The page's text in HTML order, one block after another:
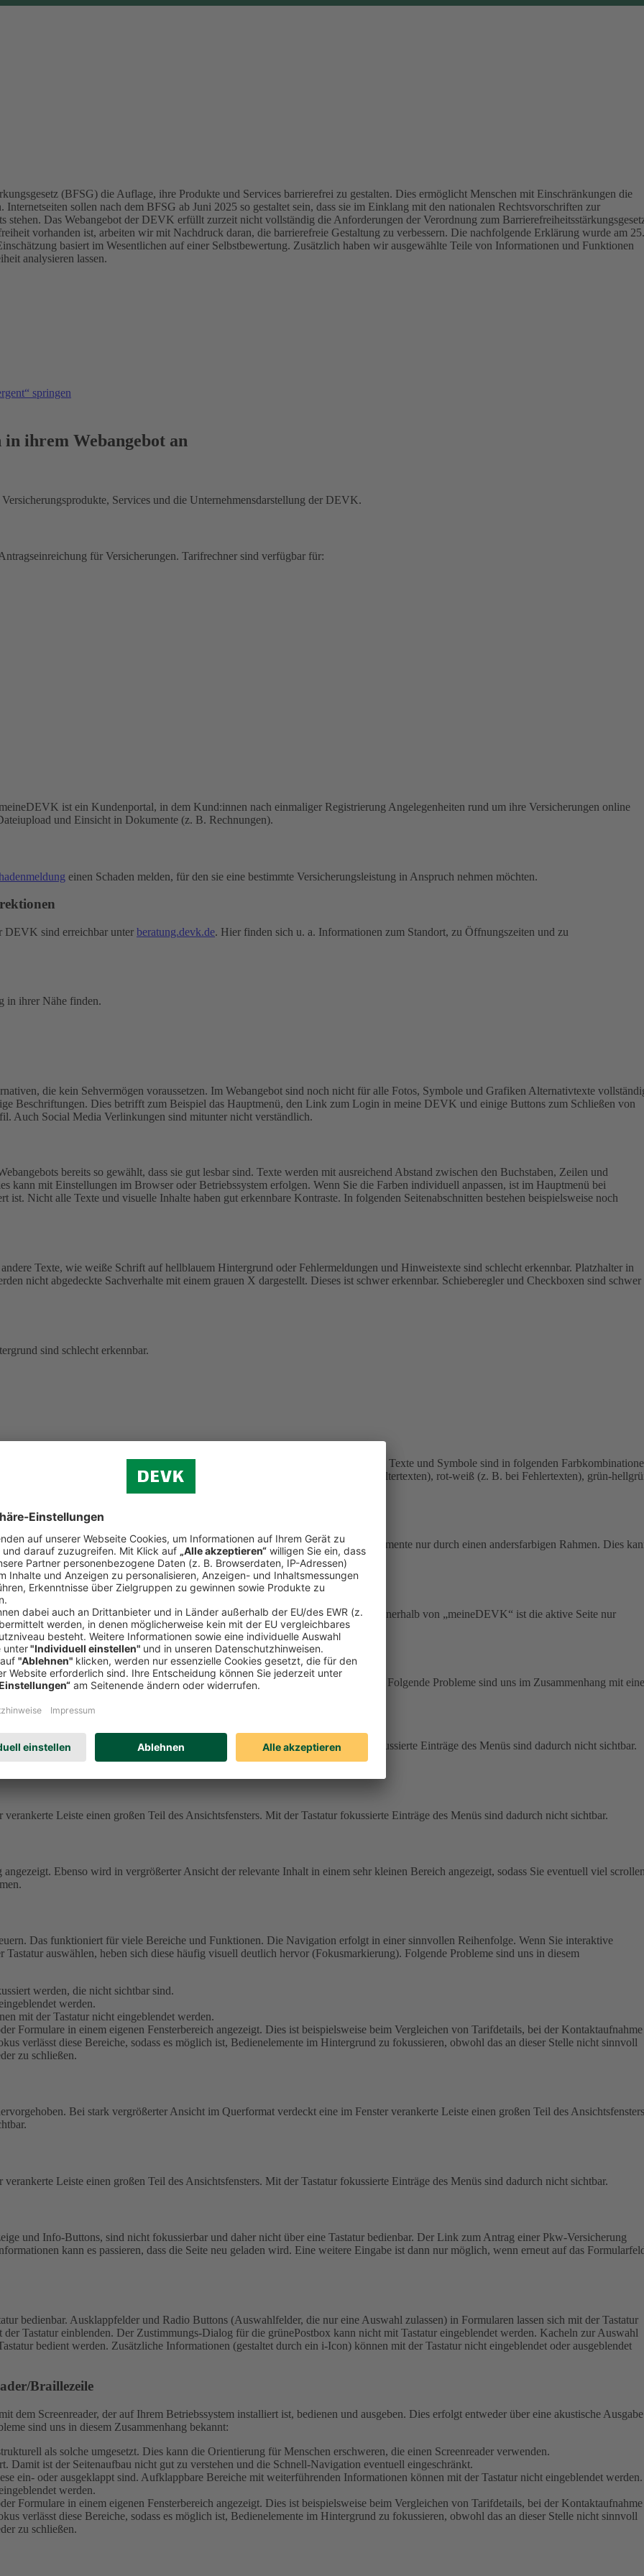
(BFSG) die Auflage, ihre Produkte und Services barrierefrei zu gestalten. Dies ermöglicht Menschen mit Einschränkungen die
sollen nach dem BFSG ab Juni 2025 so gestaltet sein, dass sie im Einklang mit den nationalen Rechtsvorschriften zur
stehen. Das Webangebot der DEVK erfüllt zurzeit nicht vollständig die Anforderungen der Verordnung zum
vorhanden ist, arbeiten wir mit Nachdruck daran, die barrierefreie Gestaltung zu verbessern. Die nachfolgende Erklärung wurde am 25.
basiert im Wesentlichen auf einer Selbstbewertung. Zusätzlich haben wir ausgewählte Teile von Informationen und Funktionen
analysieren lassen.
springen
ihrem Webangebot an
Services und die Unternehmensdarstellung der DEVK.
für Versicherungen. Tarifrechner sind verfügbar für:
ist ein Kundenportal, in dem Kund:innen nach einmaliger Registrierung Angelegenheiten rund um ihre Versicherungen online
und Einsicht in Dokumente (z. B. Rechnungen).
einen Schaden melden, für den sie eine bestimmte Versicherungsleistung in Anspruch nehmen möchten.
DEVK sind erreichbar unter beratung.devk.de. Hier finden sich u. a. Informationen zum Standort, zu Öffnungszeiten und zu
in ihrer Nähe finden.
die kein Sehvermögen voraussetzen. Im Webangebot sind noch nicht für alle Fotos, Symbole und Grafiken Alternativtexte
Beschriftungen. Dies betrifft zum Beispiel das Hauptmenü, den Link zum Login in meine DEVK und einige Buttons zum Schließen von
Auch Social Media Verlinkungen sind mitunter nicht verständlich.
bereits so gewählt, dass sie gut lesbar sind. Texte werden mit ausreichend Abstand zwischen den Buchstaben, Zeilen und
kann mit Einstellungen im Browser oder Betriebssystem erfolgen. Wenn Sie die Farben individuell anpassen, ist im Hauptmenü bei
ist. Nicht alle Texte und visuelle Inhalte haben gut erkennbare Kontraste. In folgenden Seitenabschnitten bestehen beispielsweise noch
Texte, wie weiße Schrift auf hellblauem Hintergrund oder Fehlermeldungen und Hinweistexte sind schlecht erkennbar. Platzhalter in
nicht abgedeckte Sachverhalte mit einem grauen X dargestellt. Dieses ist schwer erkennbar. Schieberegler und Checkboxen sind schwer
sind schlecht erkennbar.
ungelesene und ausgewählte Dokumente anzeigen, sind schwer zu sehen.
Einige Texte und Symbole sind in folgenden
gelb-weiß (bei Postbox-Werkzeugen), grau-weiß (z. B. bei Platzhaltertexten), rot-weiß (z. B. bei Fehlertexten), grün-
sind.Wenn Sie mit der Tastatur navigieren, unterscheiden sich einige fokussierte Elemente nur durch einen andersfarbigen Rahmen. Dies
nicht hervorgehoben.
Farbgebung und können damit schwer zu erkennen sein.In der Navigation innerhalb von „meineDEVK“ ist die aktive Seite nur
dafür Einstellungen im Browser und/oder in Ihrem Betriebssystem zur Verfügung. Folgende Probleme sind uns im Zusammenhang mit
einige Texte.
übernommen.
verankerte Leiste einen großen Teil des Ansichtsfensters. Mit der Tastatur fokussierte Einträge des Menüs sind dadurch nicht sichtbar.
Leiste einen großen Teil des Ansichtsfensters. Mit der Tastatur fokussierte Einträge des Menüs sind dadurch nicht sichtbar.
Ebenso wird in vergrößerter Ansicht der relevante Inhalt in einem sehr kleinen Bereich angezeigt, sodass Sie eventuell viel
Das funktioniert für viele Bereiche und Funktionen. Die Navigation erfolgt in einer sinnvollen Reihenfolge. Wenn Sie interaktive
auswählen, heben sich diese häufig visuell deutlich hervor (Fokusmarkierung). Folgende Probleme sind uns in diesem
werden, die nicht sichtbar sind.
werden.
mit der Tastatur nicht eingeblendet werden.
Formulare in einem eigenen Fensterbereich angezeigt. Dies ist beispielsweise beim Vergleichen von Tarifdetails, bei der Kontaktaufnahme
verlässt diese Bereiche, sodass es möglich ist, Bedienelemente im Hintergrund zu fokussieren, obwohl das an dieser Stelle nicht sinnvoll
zu schließen.
Bei stark vergrößerter Ansicht im Querformat verdeckt eine im Fenster verankerte Leiste einen großen Teil des
Leiste einen großen Teil des Ansichtsfensters. Mit der Tastatur fokussierte Einträge des Menüs sind dadurch nicht sichtbar.
und Info-Buttons, sind nicht fokussierbar und daher nicht über eine Tastatur bedienbar. Der Link zum Antrag einer Pkw-Versicherung
kann es passieren, dass die Seite neu geladen wird. Eine weitere Eingabe ist dann nur möglich, wenn erneut auf das
bedienbar. Ausklappfelder und Radio Buttons (Auswahlfelder, die nur eine Auswahl zulassen) in Formularen lassen sich mit der Tastatur
Tastatur einblenden. Der Zustimmungs-Dialog für die grünePostbox kann nicht mit Tastatur eingeblendet werden. Kacheln zur Auswahl
bedient werden. Zusätzliche Informationen (gestaltet durch ein i-Icon) können mit der Tastatur nicht eingeblendet oder ausgeblendet
Braillezeile
dem Screenreader, der auf Ihrem Betriebssystem installiert ist, bedienen und ausgeben. Dies erfolgt entweder über eine akustische Ausgabe
sind uns in diesem Zusammenhang bekannt:
als solche umgesetzt. Dies kann die Orientierung für Menschen erschweren, die einen Screenreader verwenden.
Damit ist der Seitenaufbau nicht gut zu verstehen und die Schnell-Navigation eventuell eingeschränkt.
ein- oder ausgeklappt sind. Aufklappbare Bereiche mit weiterführenden Informationen können mit der Tastatur nicht eingeblendet werden.
werden.
Formulare in einem eigenen Fensterbereich angezeigt. Dies ist beispielsweise beim Vergleichen von Tarifdetails, bei der Kontaktaufnahme
verlässt diese Bereiche, sodass es möglich ist, Bedienelemente im Hintergrund zu fokussieren, obwohl das an dieser Stelle nicht sinnvoll
zu schließen.